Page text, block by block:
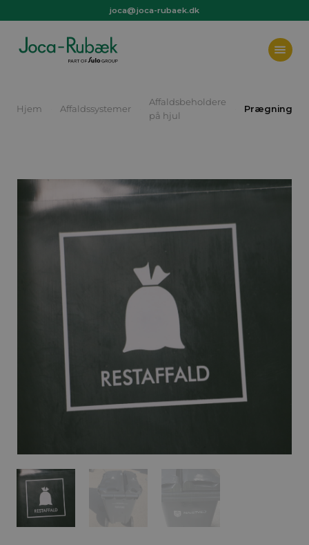
joca@joca-rubaek.dk
joca@joca-rubaek.dk
Hjem Affaldssystemer
Affaldsbeholdere
på hjul
Prægning